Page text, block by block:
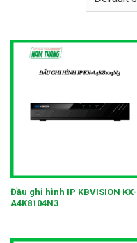
Đầu ghi hình IP KBVISION KX-
A4K8104N3